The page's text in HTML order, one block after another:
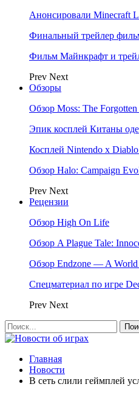
Анонсировали Minecraft
Финальный трейлер
Фильм Майнкрафт и
Prev Next
Обзоры
Обзор Moss: The
Эпик косплей Китаны
Косплей Nintendo x
Обзор Halo: Campaign
Prev Next
Рецензии
Обзор High On Life
Обзор A Plague Tale:
Обзор Endzone — A World
Спецматериал по игре
Prev Next
Главная
Новости
В сеть слили геймплей